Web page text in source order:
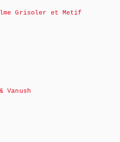
Grisoler et Metif